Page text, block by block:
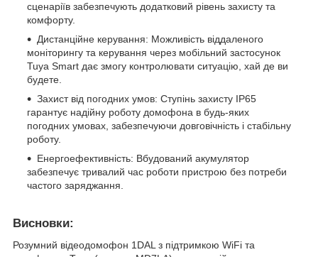
сценаріїв забезпечують додатковий рівень захисту та
комфорту.
Дистанційне керування: Можливість віддаленого
моніторингу та керування через мобільний застосунок
Tuya Smart дає змогу контролювати ситуацію, хай де ви
будете.
Захист від погодних умов: Ступінь захисту IP65
гарантує надійну роботу домофона в будь-яких
погодних умовах, забезпечуючи довговічність і стабільну
роботу.
Енергоефективність: Вбудований акумулятор
забезпечує тривалий час роботи пристрою без потреби
частого заряджання.
Висновки:
Розумний відеодомофон 1DAL з підтримкою WiFi та